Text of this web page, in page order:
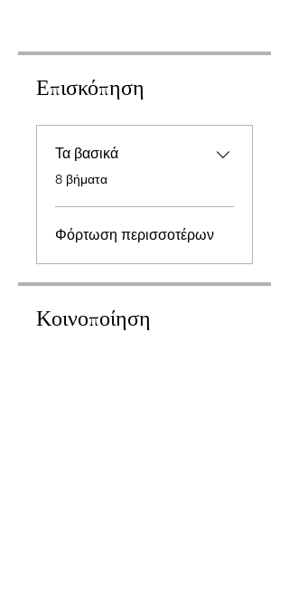
Επισκόπηση
Τα βασικά
.8 βήματα
Φόρτωση περισσοτέρων
Κοινοποίηση